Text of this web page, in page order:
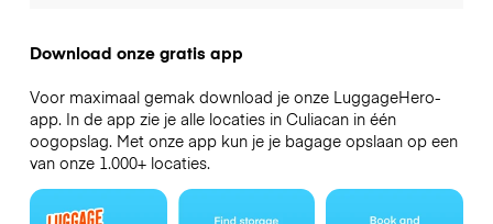
Download onze gratis app
Voor maximaal gemak download je onze LuggageHero-
app. In de app zie je alle locaties in Culiacan in één
oogopslag. Met onze app kun je je bagage opslaan op een
van onze 1.000+ locaties.